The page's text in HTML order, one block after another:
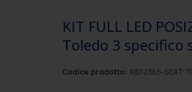
KIT FULL LED
Toledo 3 specifico
Codice prodotto: XID12365-SEAT-